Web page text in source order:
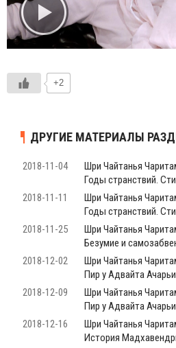
+2
ДРУГИЕ МАТЕРИАЛЫ
2018-11-04
Шри Чайтанья
Годы странствий.
2018-11-11
Шри Чайтанья
Годы странствий.
2018-11-25
Шри Чайтанья
Безумие и
2018-12-02
Шри Чайтанья
Пир у Адвайта
2018-12-09
Шри Чайтанья
Пир у Адвайта
2018-12-16
Шри Чайтанья
История